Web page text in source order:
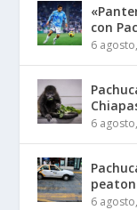
con
6
6
6